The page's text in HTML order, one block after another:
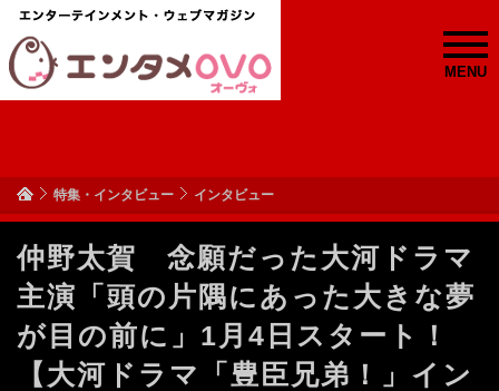
MENU
特集・インタビュー インタビュー
仲野太賀 念願だった大河ドラマ
主演「頭の片隅にあった大きな夢
が目の前に」1月4日スタート！
【大河ドラマ「豊臣兄弟！」イン